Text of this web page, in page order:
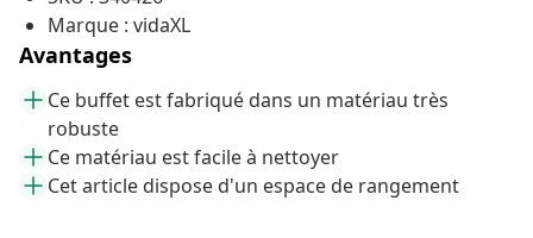
Marque : vidaXL
Avantages
Ce buffet est fabriqué dans un matériau très
robuste
Ce matériau est facile à nettoyer
Cet article dispose d'un espace de rangement